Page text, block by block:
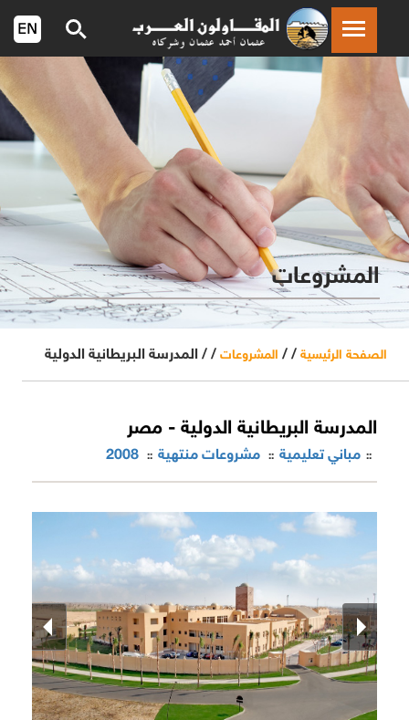
المشروعات
الصفحة الرئيسية / / المشروعات / / المدرسة البريطانية الدولية
المدرسة البريطانية الدولية - مصر
2008:: مشروعات منتهية:: مباني تعليمية::